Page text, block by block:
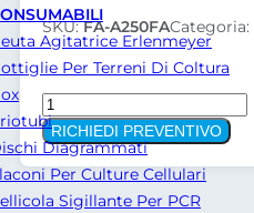
Agitatrice Erlenmeyer
Per Terreni Di Coltura
Diagrammati
Per Culture Cellulari
Sigillante Per PCR
SKU:FA-A250FACategoria:
Macchina
per
produzione
ghiaccio,
con
RICHIEDI PREVENTIVO